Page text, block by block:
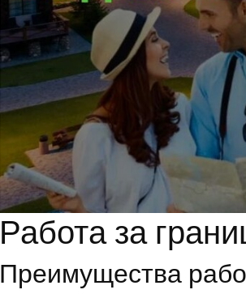
Работа за
Преимущества